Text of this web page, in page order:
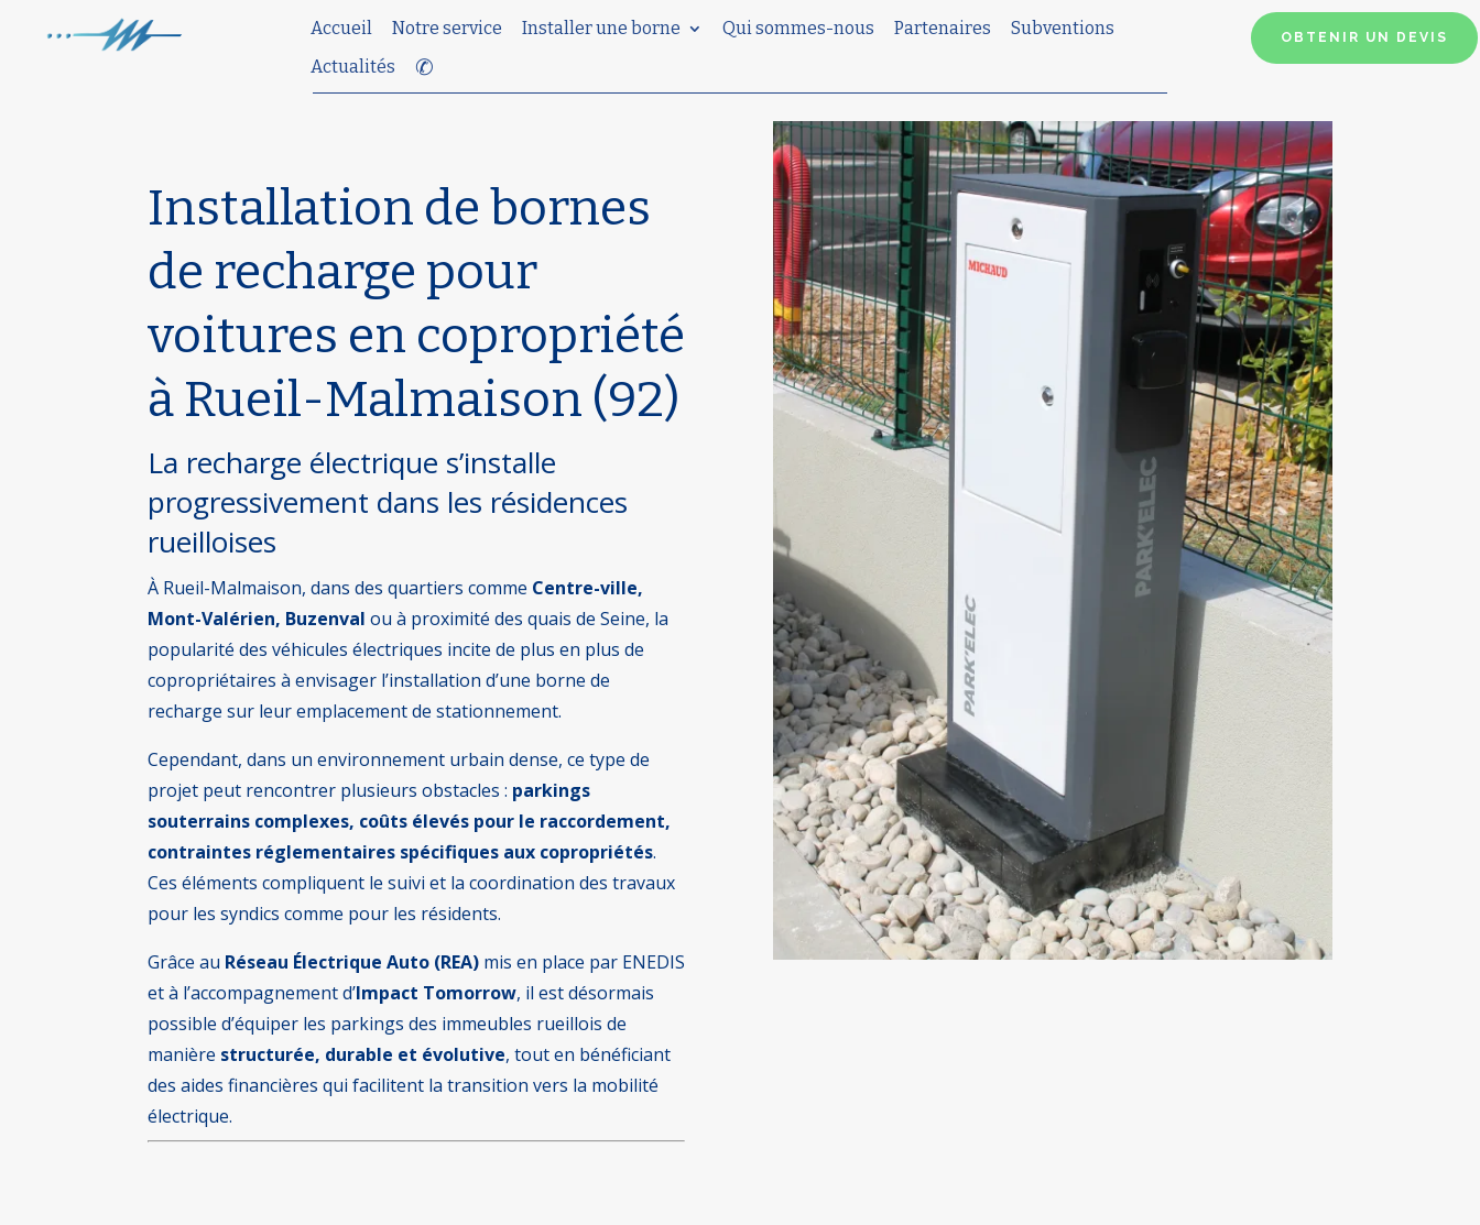
Accueil Notre service Installer une borne Qui sommes-nous Partenaires
Subventions
Actualités
✆
OBTENIR UN DEVIS
Installation de bornes
de recharge pour
voitures en copropriété
à Rueil-Malmaison (92)
La recharge électrique s’installe
progressivement dans les résidences
rueilloises
À Rueil-Malmaison, dans des quartiers comme Centre-ville,
Mont-Valérien, Buzenval ou à proximité des quais de Seine, la
popularité des véhicules électriques incite de plus en plus de
copropriétaires à envisager l’installation d’une borne de
recharge sur leur emplacement de stationnement.
Cependant, dans un environnement urbain dense, ce type de
projet peut rencontrer plusieurs obstacles : parkings
souterrains complexes, coûts élevés pour le raccordement,
contraintes réglementaires spécifiques aux copropriétés.
Ces éléments compliquent le suivi et la coordination des travaux
pour les syndics comme pour les résidents.
Grâce au Réseau Électrique Auto (REA) mis en place par ENEDIS
et à l’accompagnement d’Impact Tomorrow, il est désormais
possible d’équiper les parkings des immeubles rueillois de
manière structurée, durable et évolutive, tout en bénéficiant
des aides financières qui facilitent la transition vers la mobilité
électrique.